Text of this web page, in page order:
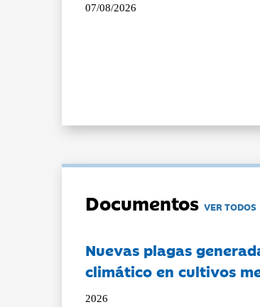
07/08/2026
DocumentosVER TODOS
Nuevas plagas
climático en cultivos
2026